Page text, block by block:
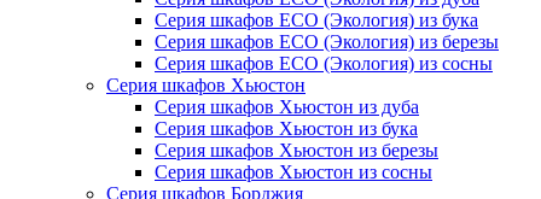
Серия шкафов ECO (Экология) из бука
Серия шкафов ECO (Экология) из березы
Серия шкафов ECO (Экология) из сосны
Серия шкафов Хьюстон
Серия шкафов Хьюстон из дуба
Серия шкафов Хьюстон из бука
Серия шкафов Хьюстон из березы
Серия шкафов Хьюстон из сосны
Серия шкафов Борджия